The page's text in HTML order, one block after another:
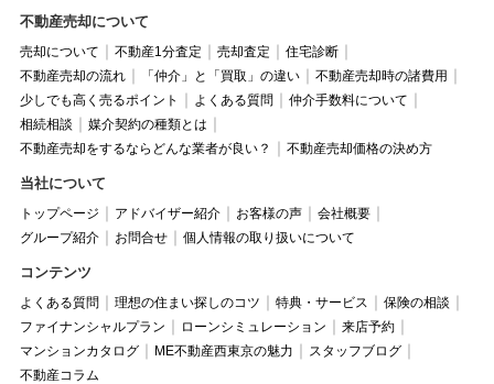
不動産売却について
売却について 不動産1分査定 売却査定
住宅診断
不動産売却の流れ
「仲介」と「買取」の違い
不動産売却時の諸費用
少しでも高く売るポイント
よくある質問
仲介手数料について
相続相談
媒介契約の種類とは
不動産売却をするならどんな業者が良い？
不動産売却価格の決め方
当社について
トップページ アドバイザー紹介 お客様の声
会社概要
グループ紹介
お問合せ 個人情報の取り扱いについて
コンテンツ
よくある質問 理想の住まい探しのコツ 特典・サービス
保険の相談
ファイナンシャルプラン
ローンシミュレーション
来店予約
マンションカタログ
ME不動産西東京の魅力
スタッフブログ
不動産コラム